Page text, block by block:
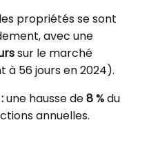
les propriétés se sont
avec une
sur le marché
56 jours en 2024).
une hausse de8 %du
annuelles.